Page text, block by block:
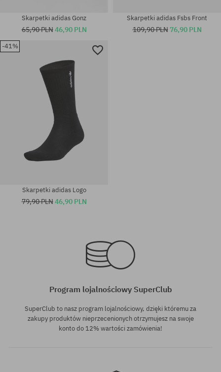
Dostępne rozmiary:
Skarpetki adidas Gonz
65,90 PLN46,90 PLN
M; L
Skarpetki adidas Fsbs Front
109,90 PLN 76,90 PLN
-41%
Skarpetki adidas Logo
79,90 PLN46,90 PLN
Program lojalnościowy SuperClub
SuperClub to nasz program lojalnościowy, dzięki któremu za
zakupy produktów nieprzecenionych otrzymujesz na swoje
konto do 12% wartości zamówienia!